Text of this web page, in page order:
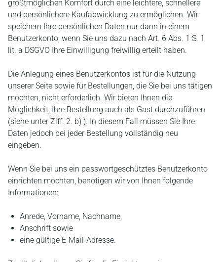
größtmöglichen Komfort durch eine leichtere, schnellere
und persönlichere Kaufabwicklung zu ermöglichen. Wir
speichern Ihre persönlichen Daten nur dann in einem
Benutzerkonto, wenn Sie uns dazu nach Art. 6 Abs. 1 S. 1
lit. a DSGVO Ihre Einwilligung freiwillig erteilt haben.
Die Anlegung eines Benutzerkontos ist für die Nutzung
unserer Seite sowie für Bestellungen, die Sie bei uns tätigen
möchten, nicht erforderlich. Wir bieten Ihnen die
Möglichkeit, Ihre Bestellung auch als Gast durchzuführen
(siehe unter Ziff. 2. b) ). In diesem Fall müssen Sie Ihre
Daten jedoch bei jeder Bestellung vollständig neu
eingeben.
Wenn Sie bei uns ein passwortgeschütztes Benutzerkonto
einrichten möchten, benötigen wir von Ihnen folgende
Informationen:
Anrede, Vorname, Nachname,
Anschrift sowie
eine gültige E-Mail-Adresse.